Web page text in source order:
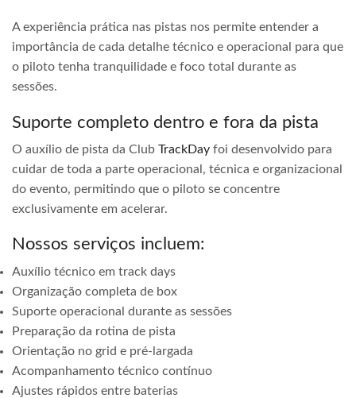
A experiência prática nas pistas nos permite entender a
importância de cada detalhe técnico e operacional para que
o piloto tenha tranquilidade e foco total durante as
sessões.
Suporte completo dentro e fora da pista
O auxílio de pista da Club TrackDay foi desenvolvido para
cuidar de toda a parte operacional, técnica e organizacional
do evento, permitindo que o piloto se concentre
exclusivamente em acelerar.
Nossos serviços incluem:
Auxílio técnico em track days
Organização completa de box
Suporte operacional durante as sessões
Preparação da rotina de pista
Orientação no grid e pré-largada
Acompanhamento técnico contínuo
Ajustes rápidos entre baterias